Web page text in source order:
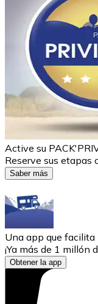
Active su
Reserve sus etapas
Saber más
Una app que facilita
¡Ya más de 1 millón
Obtener la app